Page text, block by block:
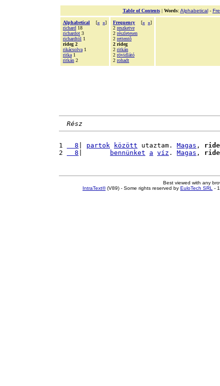
Table of Contents| Words: Alphabetical-
Alphabetical [« »]
richard 18
richardot 3
richardtól 1
rideg 2
rikácsolva 1
ritka 1
ritkán 2
Frequency [« »]
2 reszketve
2 részletesen
2 rettentõ
2 rideg
2 ritkán
2 rövidlátó
2 rohadt
Rész
1
  8
partok között utaztam. Magas ,
2
  8
bennünket a víz . Magas ,
Best viewed with any
IntraText®(V89) - Some rights reserved by EuloTech SRL -